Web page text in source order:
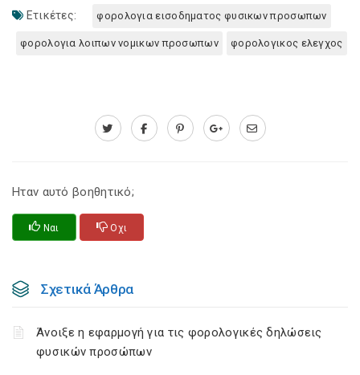
Ετικέτες: φορολογια εισοδηματος φυσικων προσωπων
φορολογια λοιπων νομικων προσωπων φορολογικος ελεγχος
Ηταν αυτό βοηθητικό;
Ναι Οχι
Σχετικά Άρθρα
Άνοιξε η εφαρμογή για τις φορολογικές δηλώσεις
φυσικών προσώπων